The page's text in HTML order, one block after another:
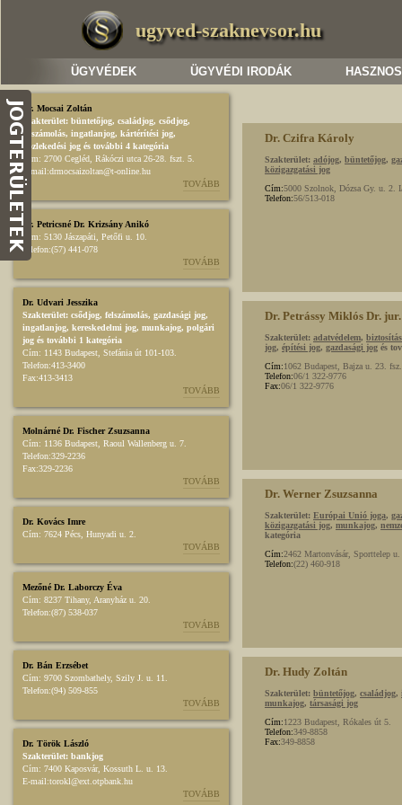
ugyved-szaknevsor.hu
ÜGYVÉDEK ÜGYVÉDI IRODÁK
Dr. Mocsai Zoltán
Szakterület: büntetőjog, családjog, csődjog,
felszámolás, ingatlanjog, kártérítési jog,
közlekedési jog és további 4 kategória
Cím: 2700 Cegléd, Rákóczi utca 26-28. fszt. 5.
E-mail:drmocsaizoltan@t-online.hu
TOVÁBB
Dr. Petricsné Dr. Krizsány Anikó
Cím: 5130 Jászapáti, Petőfi u. 10.
Telefon:(57) 441-078
TOVÁBB
Dr. Udvari Jesszika
Szakterület: csődjog, felszámolás, gazdasági jog,
ingatlanjog, kereskedelmi jog, munkajog, polgári
jog és további 1 kategória
Cím: 1143 Budapest, Stefánia út 101-103.
Telefon:413-3400
Fax:413-3413
TOVÁBB
Molnárné Dr. Fischer Zsuzsanna
Cím: 1136 Budapest, Raoul Wallenberg u. 7.
Telefon:329-2236
Fax:329-2236
TOVÁBB
Dr. Kovács Imre
Cím: 7624 Pécs, Hunyadi u. 2.
TOVÁBB
Mezőné Dr. Laborczy Éva
Cím: 8237 Tihany, Aranyház u. 20.
Telefon:(87) 538-037
TOVÁBB
Dr. Bán Erzsébet
Cím: 9700 Szombathely, Szily J. u. 11.
Telefon:(94) 509-855
TOVÁBB
Dr. Török László
Szakterület: bankjog
Cím: 7400 Kaposvár, Kossuth L. u. 13.
E-mail:torokl@ext.otpbank.hu
TOVÁBB
Dr. Czifra Károly
Szakterület: adójog, büntetőjog,
közigazgatási jog
Cím:5000 Szolnok, Dózsa Gy. u. 2.
Telefon:56/513-018
Dr. Petrássy Miklós Dr. jur.
Szakterület: adatvédelem,
jog, építési jog, gazdasági jog és
Cím:1062 Budapest, Bajza u. 23.
Telefon:06/1 322-9776
Fax:06/1 322-9776
Dr. Werner Zsuzsanna
Szakterület: Európai Unió joga,
közigazgatási jog, munkajog,
kategória
Cím:2462 Martonvásár, Sporttelep
Telefon:(22) 460-918
Dr. Hudy Zoltán
Szakterület: büntetőjog, családjog,
munkajog, társasági jog
Cím:1223 Budapest, Rókales út 5.
Telefon:349-8858
Fax:349-8858